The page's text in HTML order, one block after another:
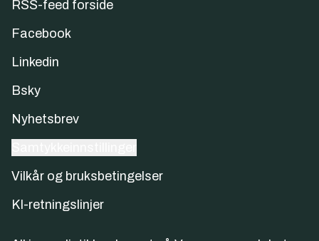
RSS-feed forside
Facebook
Linkedin
Bsky
Nyhetsbrev
Vilkår og bruksbetingelser
KI-retningslinjer